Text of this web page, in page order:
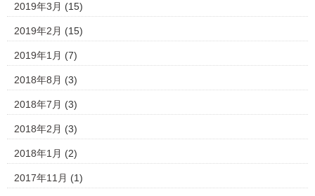
2019年3月 (15)
2019年2月 (15)
2019年1月 (7)
2018年8月 (3)
2018年7月 (3)
2018年2月 (3)
2018年1月 (2)
2017年11月 (1)